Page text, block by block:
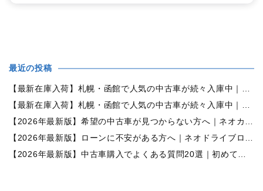
最近の投稿
【最新在庫入荷】札幌・函館で人気の中古車が続々入庫中｜早い者勝ち！【ダイハツ ミラココア660プラスX 4WD】
【最新在庫入荷】札幌・函館で人気の中古車が続々入庫中｜早い者勝ち！【ホンダ N-BOX660カスタムG Lパッケージ 4WD】
【2026年最新版】希望の中古車が見つからない方へ｜ネオカーオーダーで理想の一台を全国からお探しします
【2026年最新版】ローンに不安がある方へ｜ネオドライブローンの窓口で新しいカーライフをサポート
【2026年最新版】中古車購入でよくある質問20選｜初めての方でも失敗しない完全ガイド【札幌・北海道対応】